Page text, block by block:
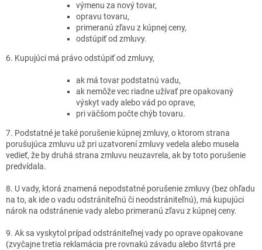
výmenu za nový tovar,
opravu tovaru,
primeranú zľavu z kúpnej ceny,
odstúpiť od zmluvy.
6. Kupujúci má právo odstúpiť od zmluvy,
ak má tovar podstatnú vadu,
ak nemôže vec riadne užívať pre opakovaný
výskyt vady alebo vád po oprave,
pri väčšom počte chýb tovaru.
7. Podstatné je také porušenie kúpnej zmluvy, o ktorom strana
porušujúca zmluvu už pri uzatvorení zmluvy vedela alebo musela
vedieť, že by druhá strana zmluvu neuzavrela, ak by toto porušenie
predvídala.
8. U vady, ktorá znamená nepodstatné porušenie zmluvy (bez ohľadu
na to, ak ide o vadu odstrániteľnú či neodstrániteľnú), má kupujúci
nárok na odstránenie vady alebo primeranú zľavu z kúpnej ceny.
9. Ak sa vyskytol prípad odstrániteľnej vady po oprave opakovane
(zvyčajne tretia reklamácia pre rovnakú závadu alebo štvrtá pre